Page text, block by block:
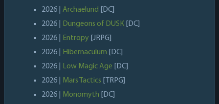
2026 | Archaelund
[DC]
2026 |
Dungeons of DUSK
[DC]
2026 |
Entropy [JRPG]
2026 |
Hibernaculum
[DC]
2026 |
Low Magic Age
[DC]
2026 |
Mars Tactics
[TRPG]
2026 |
Monomyth [DC]